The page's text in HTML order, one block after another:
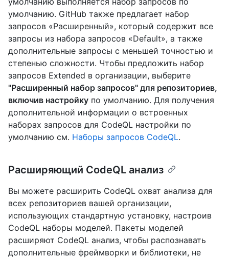
умолчанию. GitHub также предлагает набор
запросов «Расширенный», который содержит все
запросы из набора запросов «Default», а также
дополнительные запросы с меньшей точностью и
степенью сложности. Чтобы предложить набор
запросов Extended в организации, выберите
"Расширенный набор запросов" для репозиториев,
включив настройку по умолчанию. Для получения
дополнительной информации о встроенных
наборах запросов для CodeQL настройки по
умолчанию см. Наборы запросов CodeQL.
Расширяющий CodeQL анализ
Вы можете расширить CodeQL охват анализа для
всех репозиториев вашей организации,
использующих стандартную установку, настроив
CodeQL наборы моделей. Пакеты моделей
расширяют CodeQL анализ, чтобы распознавать
дополнительные фреймворки и библиотеки, не